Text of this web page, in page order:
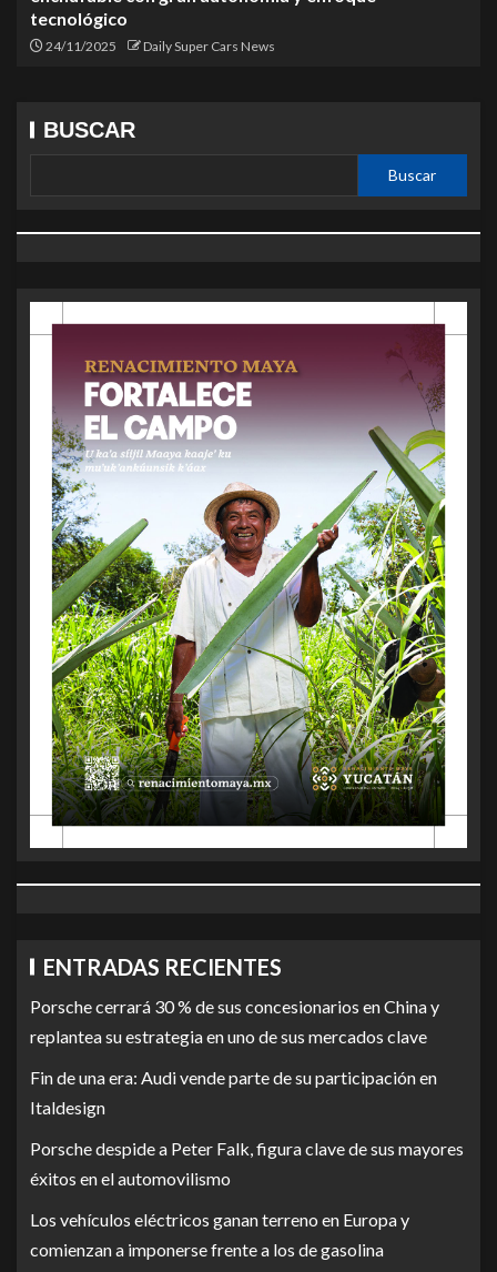
tecnológico
24/11/2025 Daily Super Cars News
BUSCAR
Buscar
ENTRADAS RECIENTES
Porsche cerrará 30 % de sus concesionarios en China y
replantea su estrategia en uno de sus mercados clave
Fin de una era: Audi vende parte de su participación en
Italdesign
Porsche despide a Peter Falk, figura clave de sus mayores
éxitos en el automovilismo
Los vehículos eléctricos ganan terreno en Europa y
comienzan a imponerse frente a los de gasolina